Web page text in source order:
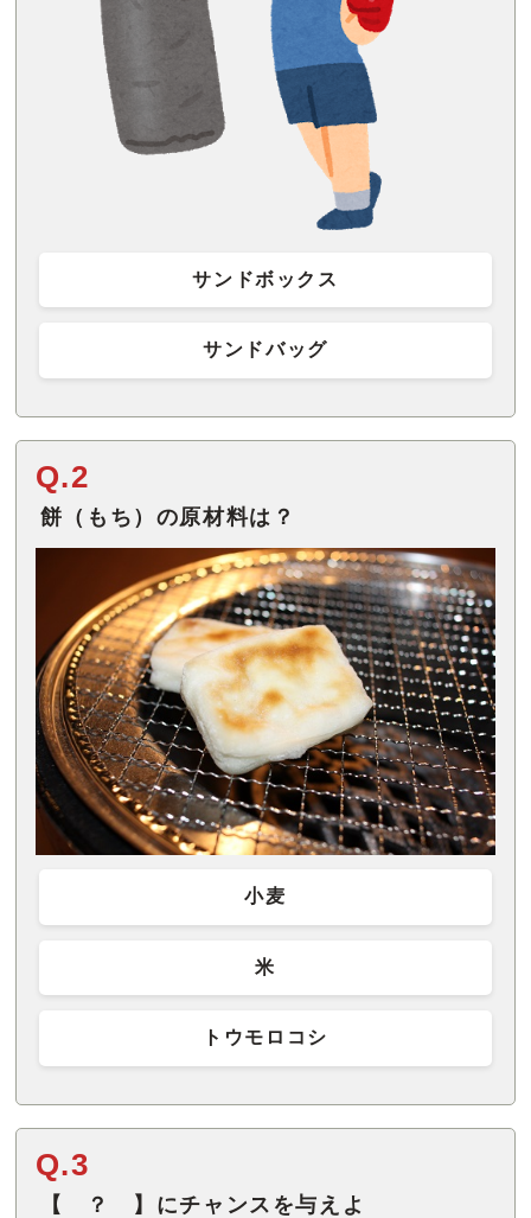
サンドボックス
サンドバッグ
Q.2
餅（もち）の原材料は？
小麦
米
トウモロコシ
Q.3
【 ？ 】にチャンスを与えよ